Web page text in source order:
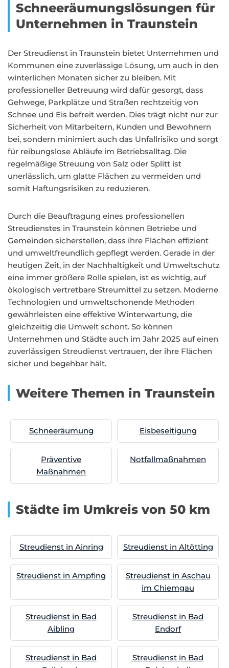
Schneeräumungslösungen für
Unternehmen in Traunstein
Der Streudienst in Traunstein bietet Unternehmen und
Kommunen eine zuverlässige Lösung, um auch in den
winterlichen Monaten sicher zu bleiben. Mit
professioneller Betreuung wird dafür gesorgt, dass
Gehwege, Parkplätze und Straßen rechtzeitig von
Schnee und Eis befreit werden. Dies trägt nicht nur zur
Sicherheit von Mitarbeitern, Kunden und Bewohnern
bei, sondern minimiert auch das Unfallrisiko und sorgt
für reibungslose Abläufe im Betriebsalltag. Die
regelmäßige Streuung von Salz oder Splitt ist
unerlässlich, um glatte Flächen zu vermeiden und
somit Haftungsrisiken zu reduzieren.
Durch die Beauftragung eines professionellen
Streudienstes in Traunstein können Betriebe und
Gemeinden sicherstellen, dass ihre Flächen effizient
und umweltfreundlich gepflegt werden. Gerade in der
heutigen Zeit, in der Nachhaltigkeit und Umweltschutz
eine immer größere Rolle spielen, ist es wichtig, auf
ökologisch vertretbare Streumittel zu setzen. Moderne
Technologien und umweltschonende Methoden
gewährleisten eine effektive Winterwartung, die
gleichzeitig die Umwelt schont. So können
Unternehmen und Städte auch im Jahr 2025 auf einen
zuverlässigen Streudienst vertrauen, der ihre Flächen
sicher und begehbar hält.
Weitere Themen in Traunstein
Schneeräumung Eisbeseitigung
Präventive
Maßnahmen
Notfallmaßnahmen
Städte im Umkreis von 50 km
Streudienst in Ainring Streudienst in Altötting
Streudienst in Ampfing
Streudienst in Aschau
im Chiemgau
Streudienst in Bad
Aibling
Streudienst in Bad
Endorf
Streudienst in Bad
Streudienst in Bad